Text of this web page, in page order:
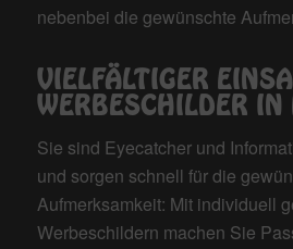
nebenbei die gewünschte
VIELFÄLTIGER
WERBESCHILDER
Sie sind Eyecatcher und
und sorgen schnell für die
Aufmerksamkeit: Mit individuell
Werbeschildern machen Sie